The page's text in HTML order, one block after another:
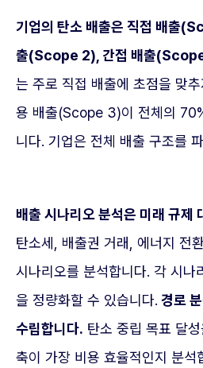
기업의 탄소 배출은 직접 배출
출(Scope 2), 간접 배출
는 주로 직접 배출에 초점을 맞
용 배출(Scope 3)이 전체의
니다. 기업은 전체 배출 구조를
배출 시나리오 분석은 미래 규제
탄소세, 배출권 거래, 에너지 전
시나리오를 분석합니다. 각 시나
을 정량화할 수 있습니다. 경로
수립합니다. 탄소 중립 목표 달
축이 가장 비용 효율적인지 분석